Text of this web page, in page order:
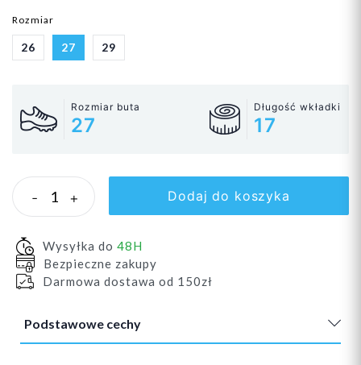
Rozmiar
26 27 29
Rozmiar buta
27
Długość wkładki
17
- + Dodaj do koszyka
Wysyłka do 48H
Bezpieczne zakupy
Darmowa dostawa od 150zł
Podstawowe cechy